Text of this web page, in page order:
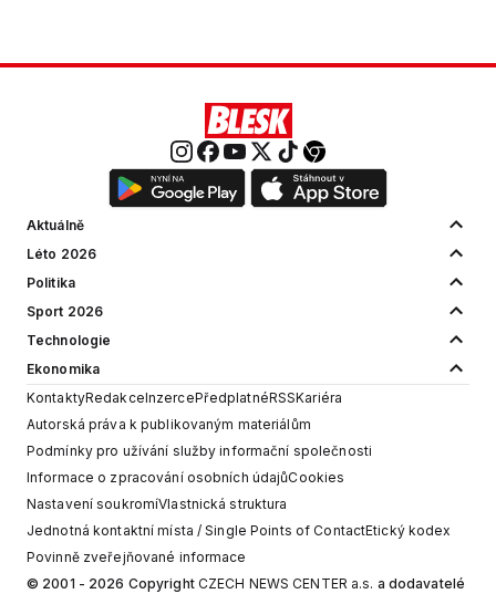
Aktuálně
Léto 2026
Politika
Sport 2026
Technologie
Ekonomika
KontaktyRedakceInzercePředplatnéRSSKariéra
Autorská práva k publikovaným materiálům
Podmínky pro užívání služby informační společnosti
Informace o zpracování osobních údajůCookies
Nastavení soukromíVlastnická struktura
Jednotná kontaktní místa / Single Points of ContactEtický kodex
Povinně zveřejňované informace
© 2001 - 2026 Copyright CZECH NEWS CENTER a.s. a dodavatelé